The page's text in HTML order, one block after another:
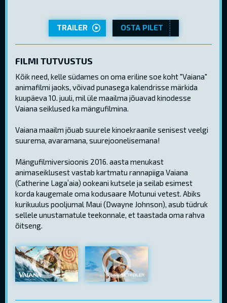
TRAILER OSTA PILET
FILMI TUTVUSTUS
Kõik need, kelle südames on oma eriline soe koht "Vaiana"
animafilmi jaoks, võivad punasega kalendrisse märkida
kuupäeva 10. juuli, mil üle maailma jõuavad kinodesse
Vaiana seiklused ka mängufilmina.
Vaiana maailm jõuab suurele kinoekraanile senisest veelgi
suurema, avaramana, suurejoonelisemana!
Mängufilmiversioonis 2016. aasta menukast
animaseiklusest vastab kartmatu rannapiiga Vaiana
(Catherine Lagaʻaia) ookeani kutsele ja seilab esimest
korda kaugemale oma kodusaare Motunui vetest. Abiks
kurikuulus pooljumal Maui (Dwayne Johnson), asub tüdruk
sellele unustamatule teekonnale, et taastada oma rahva
õitseng.